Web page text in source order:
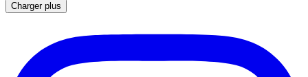
Charger plus